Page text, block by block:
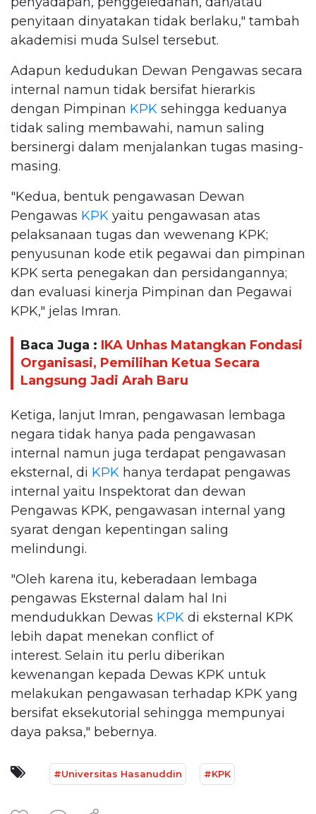
penyitaan dinyatakan tidak berlaku," tambah
akademisi muda Sulsel tersebut.
Adapun kedudukan Dewan Pengawas secara
internal namun tidak bersifat hierarkis
dengan Pimpinan KPK sehingga keduanya
tidak saling membawahi, namun saling
bersinergi dalam menjalankan tugas masing-
masing.
"Kedua, bentuk pengawasan Dewan
Pengawas KPK yaitu pengawasan atas
pelaksanaan tugas dan wewenang KPK;
penyusunan kode etik pegawai dan pimpinan
KPK serta penegakan dan persidangannya;
dan evaluasi kinerja Pimpinan dan Pegawai
KPK," jelas Imran.
Baca Juga : IKA Unhas Matangkan Fondasi
Organisasi, Pemilihan Ketua Secara
Langsung Jadi Arah Baru
Ketiga, lanjut Imran, pengawasan lembaga
negara tidak hanya pada pengawasan
internal namun juga terdapat pengawasan
eksternal, di KPK hanya terdapat pengawas
internal yaitu Inspektorat dan dewan
Pengawas KPK, pengawasan internal yang
syarat dengan kepentingan saling
melindungi.
"Oleh karena itu, keberadaan lembaga
pengawas Eksternal dalam hal Ini
mendudukkan Dewas KPK di eksternal KPK
lebih dapat menekan conflict of
interest. Selain itu perlu diberikan
kewenangan kepada Dewas KPK untuk
melakukan pengawasan terhadap KPK yang
bersifat eksekutorial sehingga mempunyai
daya paksa," bebernya.
#Universitas Hasanuddin #KPK